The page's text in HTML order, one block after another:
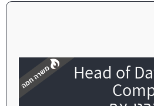
Head of